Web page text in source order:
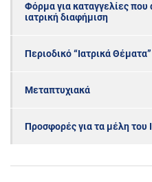
Φόρμα για καταγγελίες
ιατρική διαφήμιση
Περιοδικό “Ιατρικά Θέματα”
Μεταπτυχιακά
Προσφορές για τα μέλη του